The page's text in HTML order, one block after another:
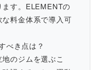
す。ELEMENTの
料金体系で導入可
べき点は？
のジムを選ぶこ